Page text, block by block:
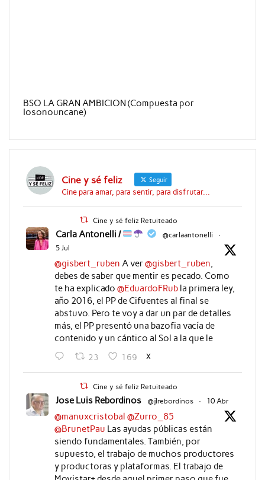
BSO LA GRAN AMBICION (Compuesta por
Iosonouncane)
Cine y sé feliz Seguir
Cine para amar, para sentir, para disfrutar...
Cine y sé feliz Retuiteado
Carla Antonelli / @carlaantonelli
·
5 Jul
@gisbert_ruben A ver@gisbert_ruben
debes de saber que mentir es pecado. Como
te ha explicado @EduardoFRubla primera ley,
año 2016, el PP de Cifuentes al final se
abstuvo. Pero te voy a dar un par de detalles
más, el PP presentó una bazofia vacía de
contenido y un cántico al Sol a la que le
23 169 X
Cine y sé feliz Retuiteado
Jose Luis Rebordinos @jlrebordinos · 10 Abr
@manuxcristobal @Zurro_85
@BrunetPau Las ayudas públicas están
siendo fundamentales. También, por
supuesto, el trabajo de muchos productores
y productoras y plataformas. El trabajo de